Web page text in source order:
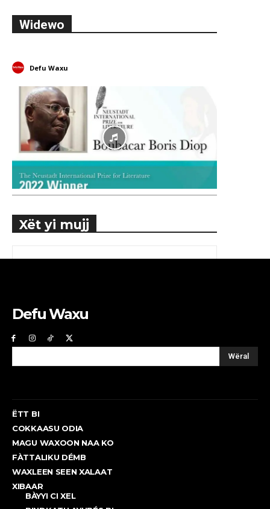
Widewo
Defu Waxu
Xët yi mujj
Defu Waxu
Wëral
ËTT BI
COKKAASU ODIA
MAGU WAXOON NAA KO
FÀTTALIKU DÉMB
WAXLEEN SEEN XALAAT
XIBAAR
BÀYYI CI XEL